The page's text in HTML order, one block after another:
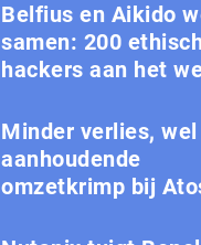
Belfius en Aikido
samen: 200
hackers aan het
Minder verlies, wel
aanhoudende
omzetkrimp bij